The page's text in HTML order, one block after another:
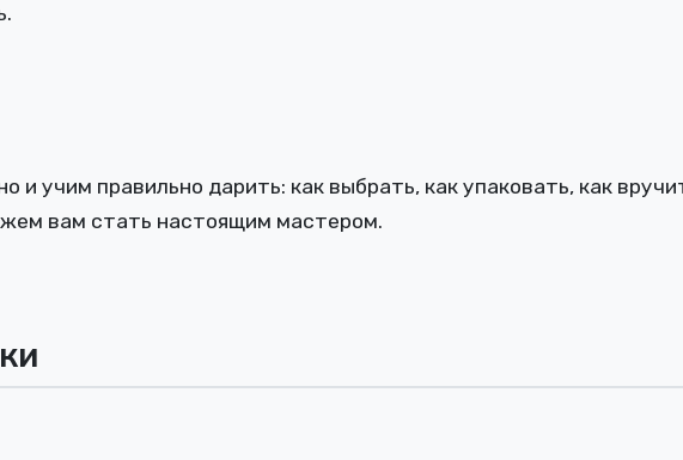
и учим правильно дарить: как выбрать, как упаковать, как
вам стать настоящим мастером.